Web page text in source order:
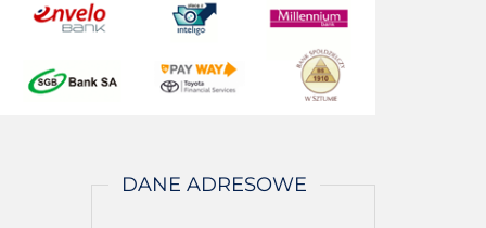
DANE ADRESOWE